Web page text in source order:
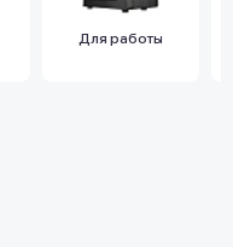
Для работы